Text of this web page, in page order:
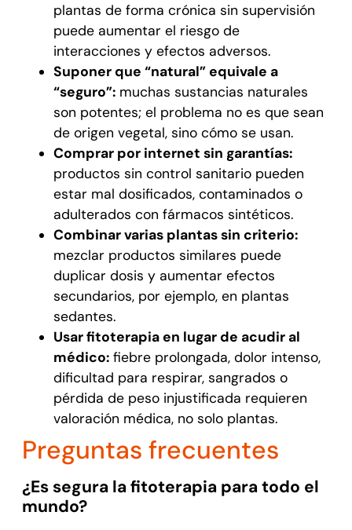
plantas de forma crónica sin supervisión
puede aumentar el riesgo de
interacciones y efectos adversos.
Suponer que “natural” equivale a
“seguro”:muchas sustancias naturales
son potentes; el problema no es que sean
de origen vegetal, sino cómo se usan.
Comprar por internet sin garantías:
productos sin control sanitario pueden
estar mal dosificados, contaminados o
adulterados con fármacos sintéticos.
Combinar varias plantas sin criterio:
mezclar productos similares puede
duplicar dosis y aumentar efectos
secundarios, por ejemplo, en plantas
sedantes.
Usar fitoterapia en lugar de acudir al
médico:fiebre prolongada, dolor intenso,
dificultad para respirar, sangrados o
pérdida de peso injustificada requieren
valoración médica, no solo plantas.
Preguntas frecuentes
¿Es segura la fitoterapia para todo el
mundo?